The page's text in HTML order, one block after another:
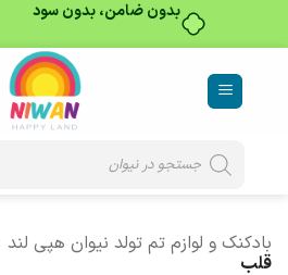
بدون ضامن، بدون سود
content
search
بادکنک و لوازم تم تولد نیوان هپی لند
قلب